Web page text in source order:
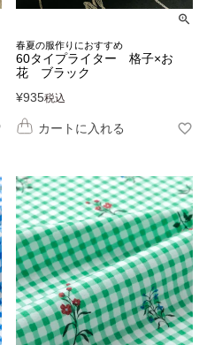
春夏の服作りにおすすめ
60タイプライター 格子×お
花 ブラック
¥935税込
カートに入れる